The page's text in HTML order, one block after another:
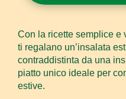
Con la ricette semplice e
ti regalano un’insalata
contraddistinta da una
piatto unico ideale per
estive.